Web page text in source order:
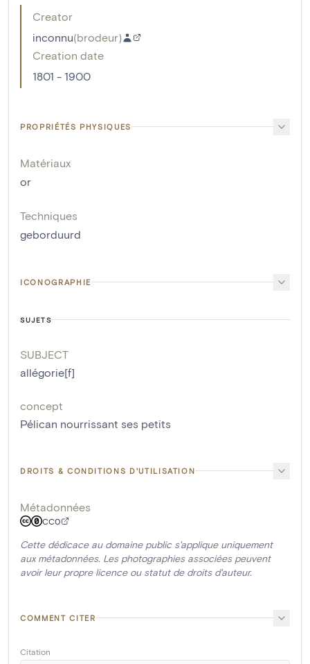
Creator
inconnu(brodeur)
Creation date
1801 - 1900
PROPRIÉTÉS PHYSIQUES
Matériaux
or
Techniques
geborduurd
ICONOGRAPHIE
SUJETS
SUBJECT
allégorie[f]
concept
Pélican nourrissant ses petits
DROITS & CONDITIONS D'UTILISATION
Métadonnées
CC0
Cette dédicace au domaine public s'applique uniquement
aux métadonnées. Les photographies associées peuvent
avoir leur propre licence ou statut de droits d'auteur.
COMMENT CITER
Citation